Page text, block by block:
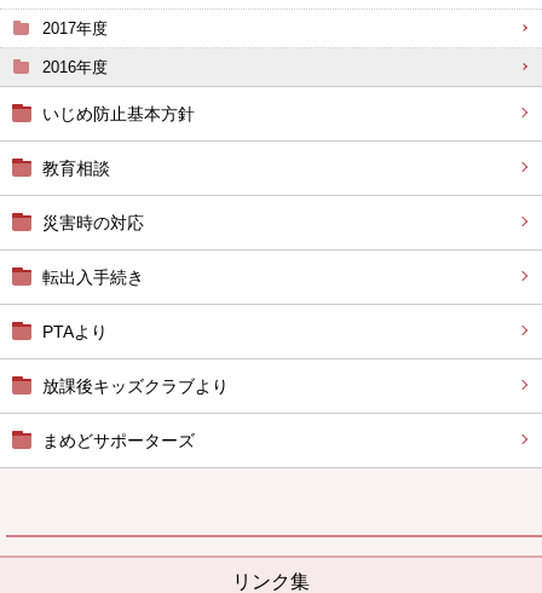
2017年度
2016年度
いじめ防止基本方針
教育相談
災害時の対応
転出入手続き
PTAより
放課後キッズクラブより
まめどサポーターズ
リンク集